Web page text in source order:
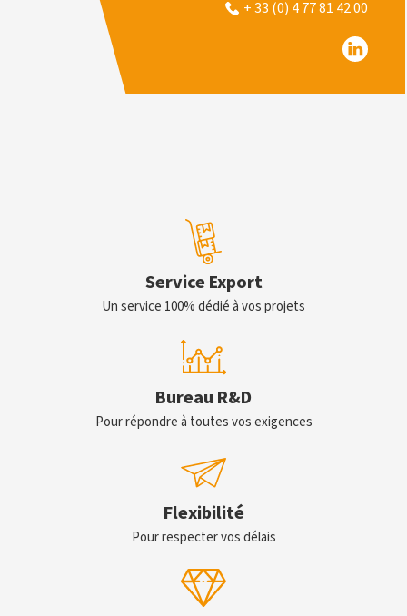
+ 33 (0) 4 77 81 42 00
Service Export
Un service 100% dédié à vos projets
Bureau R&D
Pour répondre à toutes vos exigences
Flexibilité
Pour respecter vos délais